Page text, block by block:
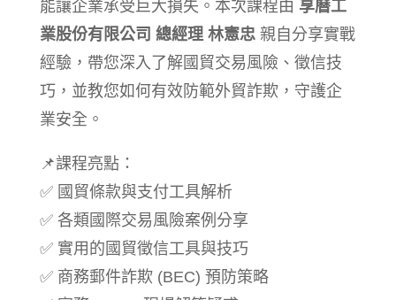
能讓企業承受巨大損失。本次課程由 享曆工
業股份有限公司 總經理 林憲忠親自分享實戰
經驗，帶您深入了解國貿交易風險、徵信技
巧，並教您如何有效防範外貿詐欺，守護企
業安全。
📌課程亮點：
✅ 國貿條款與支付工具解析
✅ 各類國際交易風險案例分享
✅ 實用的國貿徵信工具與技巧
✅ 商務郵件詐欺 (BEC) 預防策略